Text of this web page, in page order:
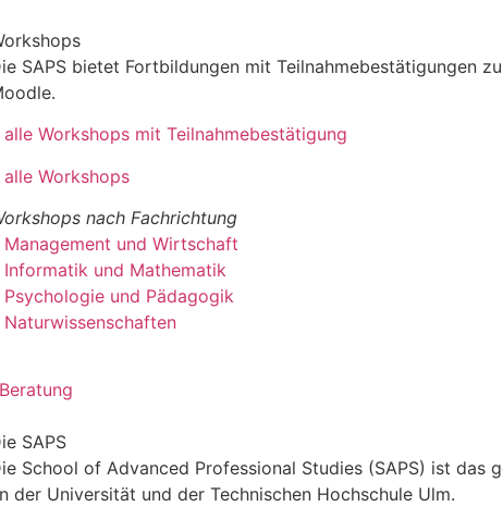
SAPS bietet Fortbildungen mit Teilnahmebestätigungen
alle Workshops mit Teilnahmebestätigung
alle Workshops
nach Fachrichtung
Management und Wirtschaft
Informatik und Mathematik
Psychologie und Pädagogik
Naturwissenschaften
SAPS
School of Advanced Professional Studies (SAPS) ist
der Universität und der Technischen Hochschule Ulm.